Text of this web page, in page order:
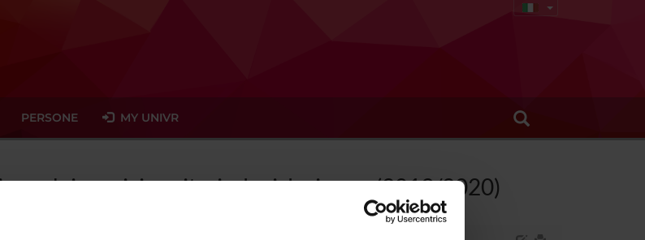
PERSONE MY UNIVR
dei servizi sanitari e legislazione - (2019/2020)